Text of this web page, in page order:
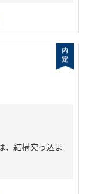
、結構突っ込ま